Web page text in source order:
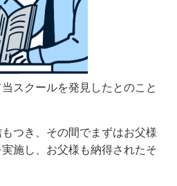
スクールを発見したとのこと
つき、その間でまずはお父様
施し、お父様も納得されたそ